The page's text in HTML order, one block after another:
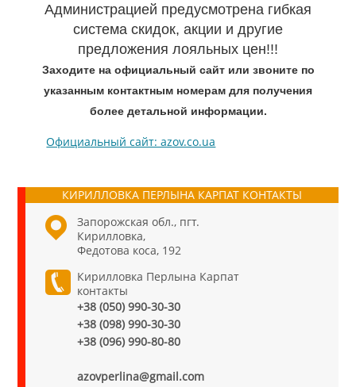
Администрацией предусмотрена гибкая
система скидок, акции и другие
предложения лояльных цен!!!
Заходите на официальный сайт или звоните по
указанным контактным номерам для получения
более детальной информации.
Официальный сайт: azov.co.ua
КИРИЛЛОВКА ПЕРЛЫНА КАРПАТ КОНТАКТЫ
Запорожская обл., пгт.
Кирилловка,
Федотова коса, 192
Кирилловка Перлына Карпат
контакты
+38 (050) 990-30-30
+38 (098) 990-30-30
+38 (096) 990-80-80
azovperlina@gmail.com